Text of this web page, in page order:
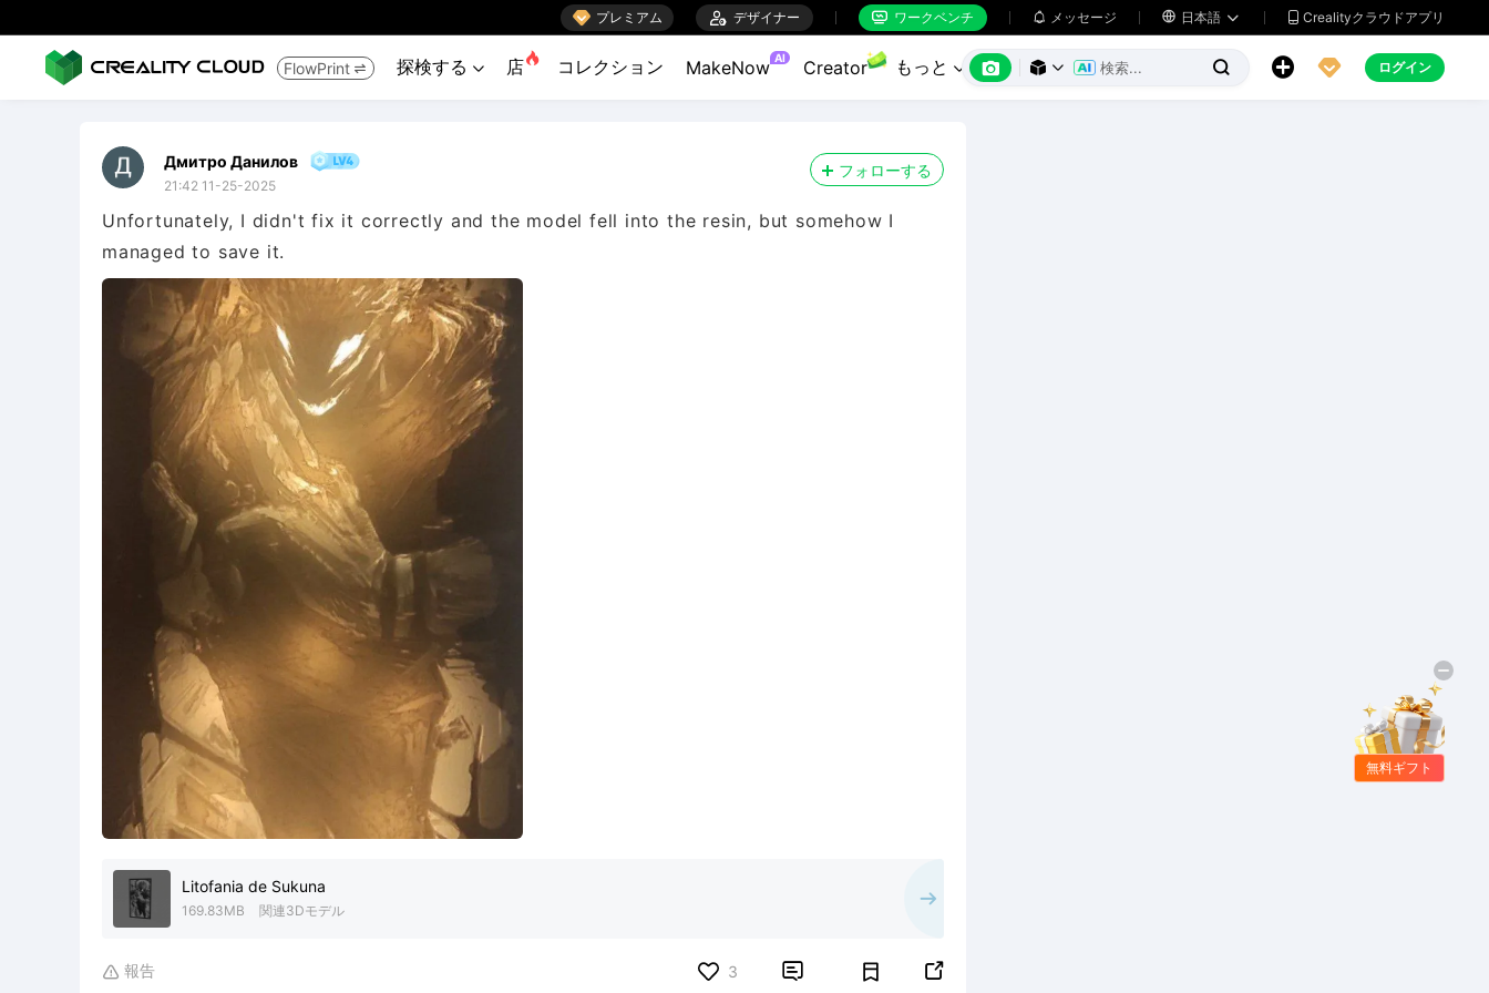
 プレミアム  デザイナー  ワークベンチ  メッセージ  日本語   Crealityクラウドアプリ
FlowPrint  探検する  店 コレクション MakeNow AI Creator もっと        ログイン
Дмитро Данилов
21:42 11-25-2025
フォローする
Unfortunately, I didn't fix it correctly and the model fell into the resin, but somehow I
managed to save it.
Litofania de Sukuna
169.83MB 関連3Dモデル
 報告 3  
無料ギフト